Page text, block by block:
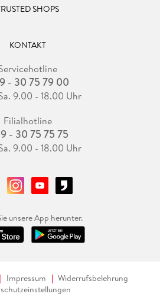
SHOPS
KONTAKT
- 30 75 79 00
9.00 - 18.00 Uhr
Filialhotline
- 30 75 75 75
9.00 - 18.00 Uhr
unsere App herunter.
Impressum
Widerrufsbelehrung